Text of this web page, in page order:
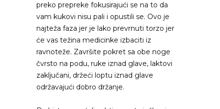
preko prepreke fokusirajući se na to da
vam kukovi nisu pali i opustili se. Ovo je
najteža faza jer je lako prevrnuti torzo jer
će vas težina medicinke izbaciti iz
ravnoteže. Završite pokret sa obe noge
čvrsto na podu, ruke iznad glave, laktovi
zaključani, držeći loptu iznad glave
održavajući dobro držanje.